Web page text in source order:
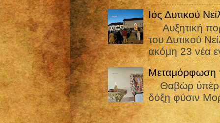
Ιός Δυτικού
Αυξητική
του Δυτικού
ακόμη 23 νέα
Μεταμόρφωση
Θαβὼρ ὑπὲρ
δόξῃ φύσιν